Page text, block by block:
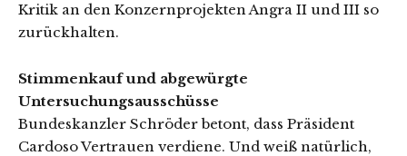
Kritik an den Konzernprojekten Angra II und III so
zurückhalten.
Stimmenkauf und abgewürgte
Untersuchungsausschüsse
Bundeskanzler Schröder betont, dass Präsident
Cardoso Vertrauen verdiene. Und weiß natürlich,